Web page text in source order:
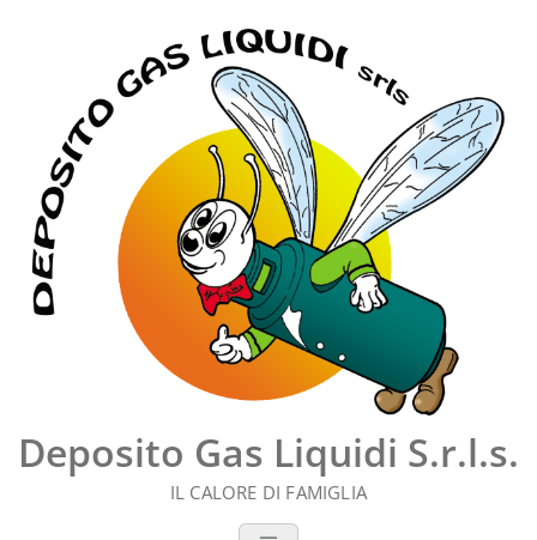
Deposito Gas Liquidi S.r.l.s.
IL CALORE DI FAMIGLIA